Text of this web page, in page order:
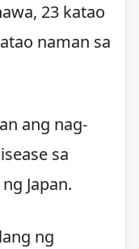
23 katao
naman sa
ang nag-
sa
Japan.
ng